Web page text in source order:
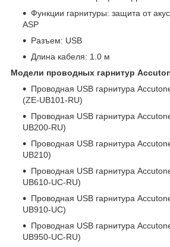
Функции гарнитуры: защита от
ASP
Разъем: USB
Длина кабеля: 1.0 м
Модели проводных гарнитур
Проводная USB гарнитура
(ZE-UB101-RU)
Проводная USB гарнитура
UB200-RU)
Проводная USB гарнитура
UB210)
Проводная USB гарнитура
UB610-UC-RU)
Проводная USB гарнитура
UB910-UC)
Проводная USB гарнитура
UB950-UC-RU)